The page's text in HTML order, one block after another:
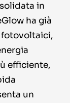
in
ha già
efficiente,
un